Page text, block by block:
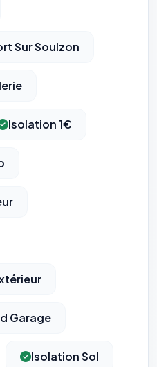
Sur Soulzon
Isolation 1€
Garage
Isolation Sol